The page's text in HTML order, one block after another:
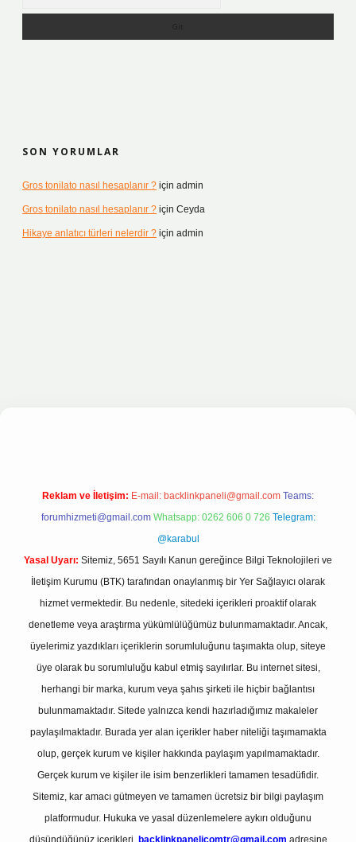
SON YORUMLAR
Gros tonilato nasıl hesaplanır ? için admin
Gros tonilato nasıl hesaplanır ? için Ceyda
Hikaye anlatıcı türleri nelerdir ? için admin
Reklam ve İletişim: E-mail: backlinkpaneli@gmail.com Teams:
forumhizmeti@gmail.com Whatsapp: 0262 606 0 726 Telegram:
@karabul
Yasal Uyarı: Sitemiz, 5651 Sayılı Kanun gereğince Bilgi Teknolojileri ve
İletişim Kurumu (BTK) tarafından onaylanmış bir Yer Sağlayıcı olarak
hizmet vermektedir. Bu nedenle, sitedeki içerikleri proaktif olarak
denetleme veya araştırma yükümlülüğümüz bulunmamaktadır. Ancak,
üyelerimiz yazdıkları içeriklerin sorumluluğunu taşımakta olup, siteye
üye olarak bu sorumluluğu kabul etmiş sayılırlar. Bu internet sitesi,
herhangi bir marka, kurum veya şahıs şirketi ile hiçbir bağlantısı
bulunmamaktadır. Sitede yalnızca kendi hazırladığımız makaleler
paylaşılmaktadır. Burada yer alan içerikler haber niteliği taşımamakta
olup, gerçek kurum ve kişiler hakkında paylaşım yapılmamaktadır.
Gerçek kurum ve kişiler ile isim benzerlikleri tamamen tesadüfidir.
Sitemiz, kar amacı gütmeyen ve tamamen ücretsiz bir bilgi paylaşım
platformudur. Hukuka ve yasal düzenlemelere aykırı olduğunu
düşündüğünüz içerikleri,
backlinkpanelicomtr@gmail.com adresine